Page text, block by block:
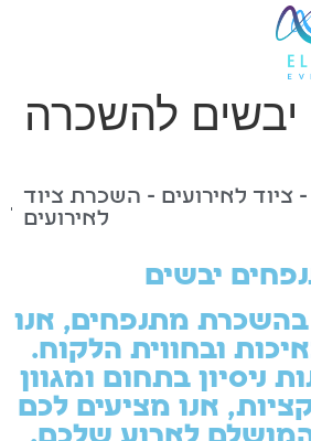
להשכרה
ציוד לאירועים - השכרת ציוד
לאירועים
יבשים
מתנפחים, אנו
ובחווית הלקוח.
ניסיון בתחום ומגוון
אנו מציעים לכם